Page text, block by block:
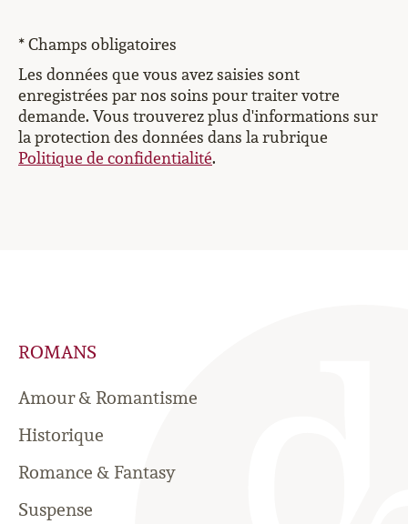
* Champs obligatoires
Les données que vous avez saisies sont
enregistrées par nos soins pour traiter votre
demande. Vous trouverez plus d'informations sur
la protection des données dans la rubrique
Politique de confidentialité.
ROMANS
Amour & Romantisme
Historique
Romance & Fantasy
Suspense